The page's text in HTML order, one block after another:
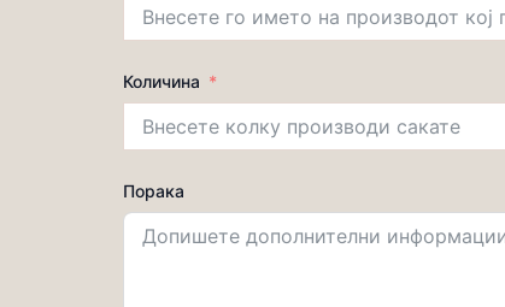
Количина
Порака